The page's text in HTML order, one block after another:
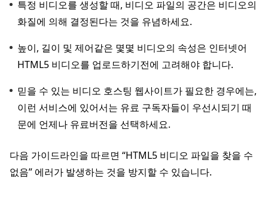
특정 비디오를 생성할 때, 비디오 파일의 공간은 비디오의
화질에 의해 결정된다는 것을 유념하세요.
높이, 길이 및 제어같은 몇몇 비디오의 속성은 인터넷어
HTML5 비디오를 업로드하기전에 고려해야 합니다.
믿을 수 있는 비디오 호스팅 웹사이트가 필요한 경우에는,
이런 서비스에 있어서는 유료 구독자들이 우선시되기 때
문에 언제나 유료버전을 선택하세요.
다음 가이드라인을 따르면 “HTML5 비디오 파일을 찾을 수
없음” 에러가 발생하는 것을 방지할 수 있습니다.